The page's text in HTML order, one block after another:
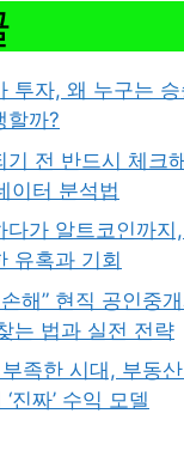
투자, 왜 누구는
할까?
전 반드시 체크
이터 분석법
다가 알트코인까지
유혹과 기회
해” 현직 공인중
는 법과 실전 전략
족한 시대, 부동
진짜’ 수익 모델